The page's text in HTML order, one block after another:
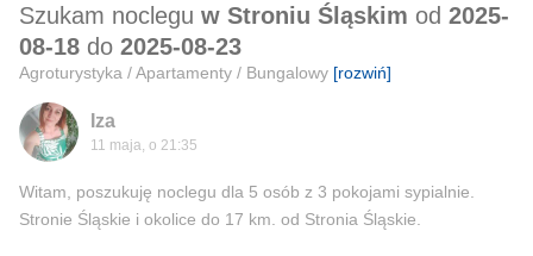
Szukam noclegu w Stroniu Śląskim od 2025-
08-18 do 2025-08-23
Agroturystyka / Apartamenty / Bungalowy [rozwiń]
Iza
11 maja, o 21:35
Witam, poszukuję noclegu dla 5 osób z 3 pokojami sypialnie.
Stronie Śląskie i okolice do 17 km. od Stronia Śląskie.